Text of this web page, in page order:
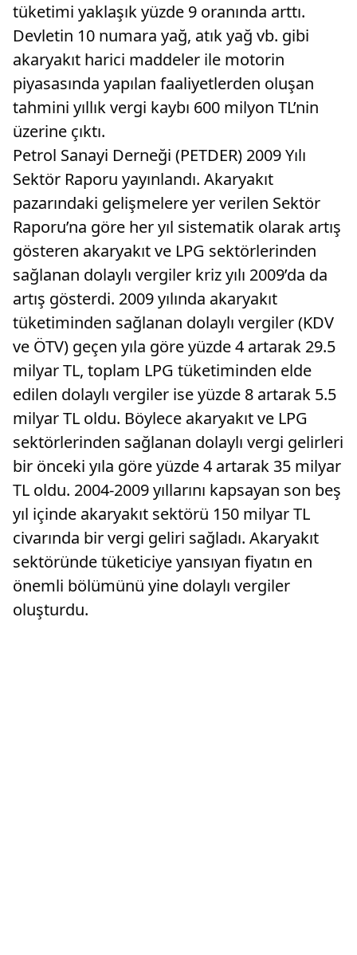
tüketimi yaklaşık yüzde 9 oranında arttı.
Devletin 10 numara yağ, atık yağ vb. gibi
akaryakıt harici maddeler ile motorin
piyasasında yapılan faaliyetlerden oluşan
tahmini yıllık vergi kaybı 600 milyon TL’nin
üzerine çıktı.
Petrol Sanayi Derneği (PETDER) 2009 Yılı
Sektör Raporu yayınlandı. Akaryakıt
pazarındaki gelişmelere yer verilen Sektör
Raporu’na göre her yıl sistematik olarak artış
gösteren akaryakıt ve LPG sektörlerinden
sağlanan dolaylı vergiler kriz yılı 2009’da da
artış gösterdi. 2009 yılında akaryakıt
tüketiminden sağlanan dolaylı vergiler (KDV
ve ÖTV) geçen yıla göre yüzde 4 artarak 29.5
milyar TL, toplam LPG tüketiminden elde
edilen dolaylı vergiler ise yüzde 8 artarak 5.5
milyar TL oldu. Böylece akaryakıt ve LPG
sektörlerinden sağlanan dolaylı vergi gelirleri
bir önceki yıla göre yüzde 4 artarak 35 milyar
TL oldu. 2004-2009 yıllarını kapsayan son beş
yıl içinde akaryakıt sektörü 150 milyar TL
civarında bir vergi geliri sağladı. Akaryakıt
sektöründe tüketiciye yansıyan fiyatın en
önemli bölümünü yine dolaylı vergiler
oluşturdu.